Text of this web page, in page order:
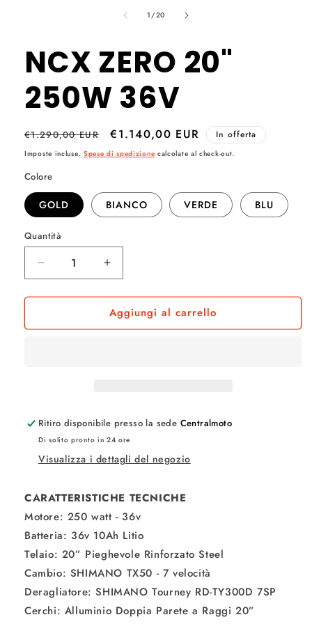
1/su
20
NCX ZERO 20"
250W 36V
Prezzo
di
€1.290,00 EUR
Prezzo
scontato
€1.140,00 EUR In offerta
Imposte incluse. Spese di spedizione calcolate al check-out.
Colore
GOLD BIANCO VERDE BLU
Quantità
Quantità
Diminuisci
quantità
per
ZERO
Aumenta
quantità
per
NCX
ZERO
Aggiungi al carrello
Ritiro disponibile presso la sede Centralmoto
Di solito pronto in 24 ore
Visualizza i dettagli del negozio
CARATTERISTICHE TECNICHE
Motore: 250 watt - 36v
Batteria: 36v 10Ah Litio
Telaio: 20” Pieghevole Rinforzato Steel
Cambio: SHIMANO TX50 - 7 velocità
Deragliatore: SHIMANO Tourney RD-TY300D 7SP
Cerchi: Alluminio Doppia Parete a Raggi 20”